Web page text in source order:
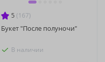
5 (167)
Букет "После полуночи"
В наличии